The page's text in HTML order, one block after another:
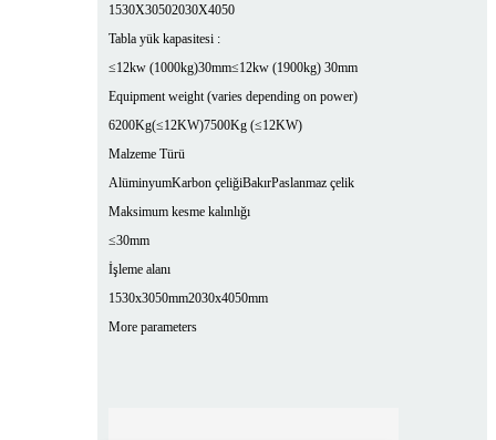
1530X30502030X4050
Tabla yük kapasitesi :
≤12kw (1000kg)30mm≤12kw (1900kg) 30mm
Equipment weight (varies depending on power)
6200Kg(≤12KW)7500Kg (≤12KW)
Malzeme Türü
AlüminyumKarbon çeliğiBakırPaslanmaz çelik
Maksimum kesme kalınlığı
≤30mm
İşleme alanı
1530x3050mm2030x4050mm
More parameters